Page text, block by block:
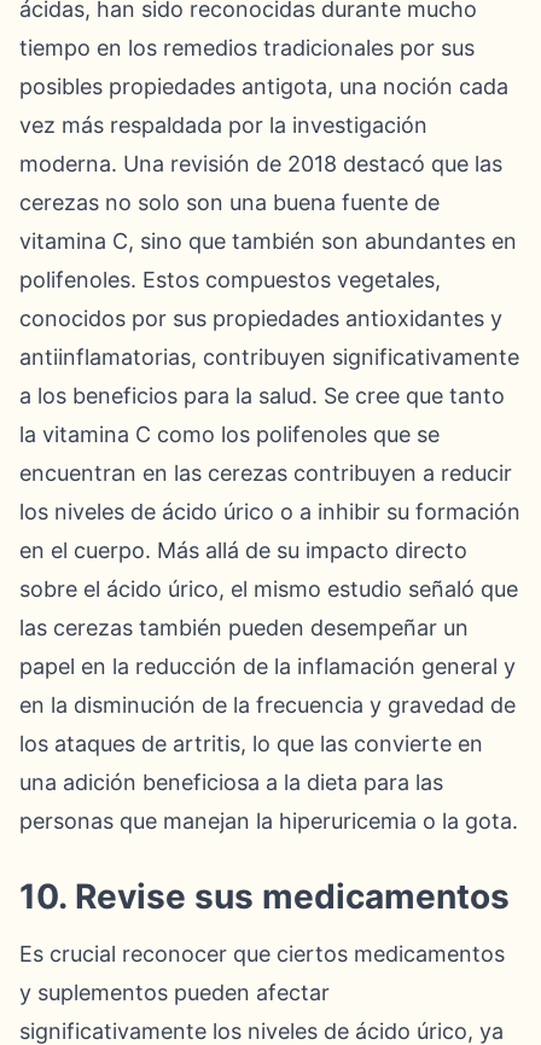
ácidas, han sido reconocidas durante mucho
tiempo en los remedios tradicionales por sus
posibles propiedades antigota, una noción cada
vez más respaldada por la investigación
moderna. Una revisión de 2018 destacó que las
cerezas no solo son una buena fuente de
vitamina C, sino que también son abundantes en
polifenoles. Estos compuestos vegetales,
conocidos por sus propiedades antioxidantes y
antiinflamatorias, contribuyen significativamente
a los beneficios para la salud. Se cree que tanto
la vitamina C como los polifenoles que se
encuentran en las cerezas contribuyen a reducir
los niveles de ácido úrico o a inhibir su formación
en el cuerpo. Más allá de su impacto directo
sobre el ácido úrico, el mismo estudio señaló que
las cerezas también pueden desempeñar un
papel en la reducción de la inflamación general y
en la disminución de la frecuencia y gravedad de
los ataques de artritis, lo que las convierte en
una adición beneficiosa a la dieta para las
personas que manejan la hiperuricemia o la gota.
10. Revise sus medicamentos
Es crucial reconocer que ciertos medicamentos
y suplementos pueden afectar
significativamente los niveles de ácido úrico, ya